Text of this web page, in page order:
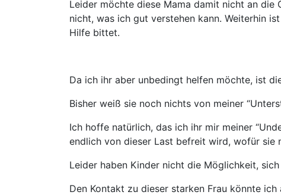
Leider möchte diese Mama damit nicht an
nicht, was ich gut verstehen kann. Weiterhin
Hilfe bittet.
Da ich ihr aber unbedingt helfen möchte, ist
Bisher weiß sie noch nichts von meiner
Ich hoffe natürlich, das ich ihr mir meiner
endlich von dieser Last befreit wird, wofür sie
Leider haben Kinder nicht die Möglichkeit,
Den Kontakt zu dieser starken Frau könnte